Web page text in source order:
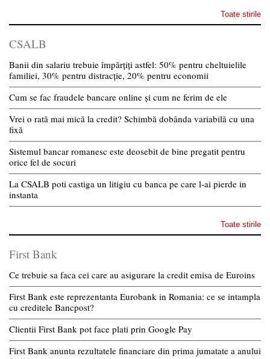
Toate stirile
CSALB
Banii din salariu trebuie împărțiți astfel: 50% pentru cheltuielile
familiei, 30% pentru distracție, 20% pentru economii
Cum se fac fraudele bancare online și cum ne ferim de ele
Vrei o rată mai mică la credit? Schimbă dobânda variabilă cu una
fixă
Sistemul bancar romanesc este deosebit de bine pregatit pentru
orice fel de socuri
La CSALB poti castiga un litigiu cu banca pe care l-ai pierde in
instanta
Toate stirile
First Bank
Ce trebuie sa faca cei care au asigurare la credit emisa de Euroins
First Bank este reprezentanta Eurobank in Romania: ce se intampla
cu creditele Bancpost?
Clientii First Bank pot face plati prin Google Pay
First Bank anunta rezultatele financiare din prima jumatate a anului